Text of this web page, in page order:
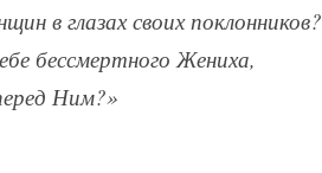
в глазах своих поклонников?
бессмертного Жениха,
Ним?»